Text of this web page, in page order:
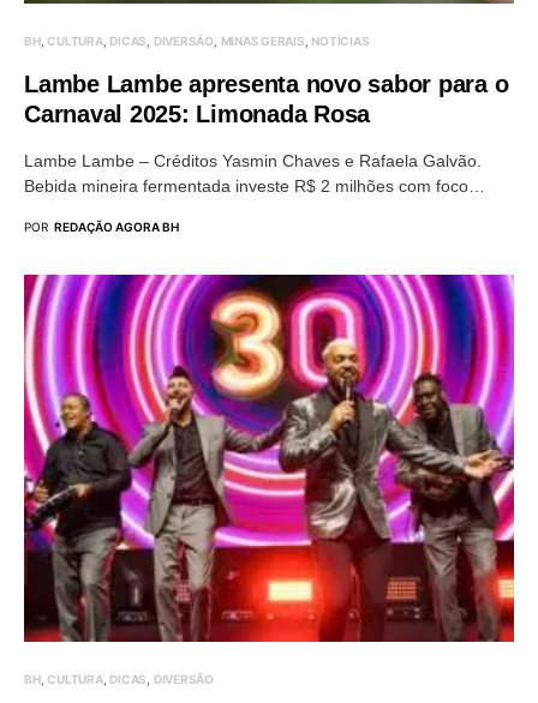
BH CULTURA DICAS DIVERSÃO MINAS GERAIS NOTÍCIAS
Lambe Lambe apresenta novo sabor para o
Carnaval 2025: Limonada Rosa
Lambe Lambe – Créditos Yasmin Chaves e Rafaela Galvão.
Bebida mineira fermentada investe R$ 2 milhões com foco…
POR REDAÇÃO AGORA BH
BH CULTURA DICAS DIVERSÃO